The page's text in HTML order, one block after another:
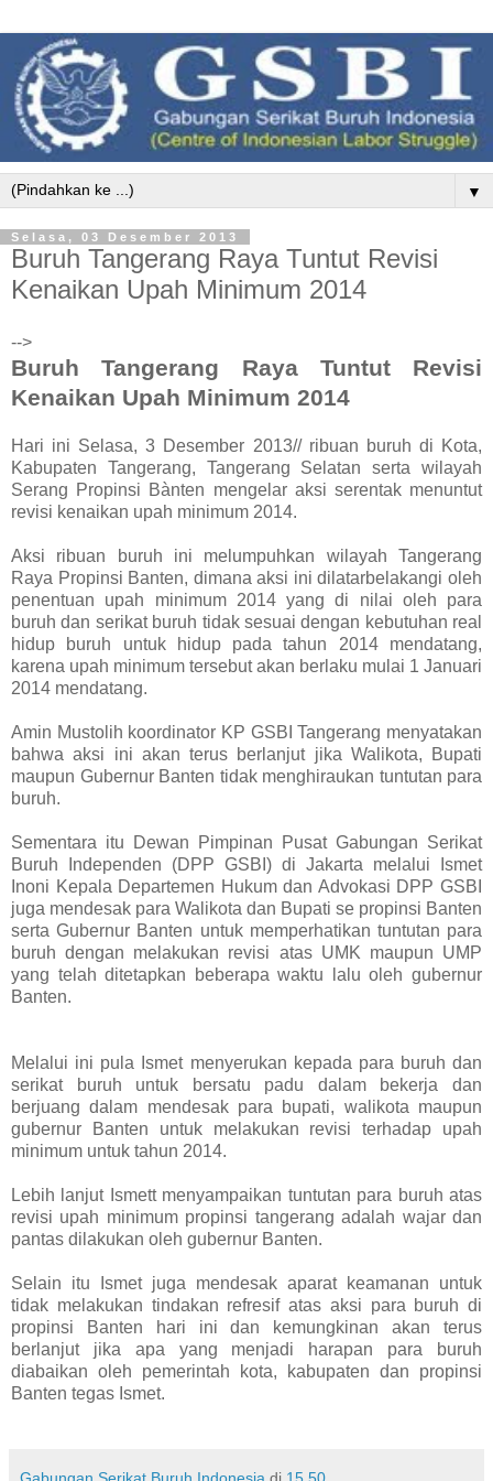
▼
Selasa, 03 Desember 2013
Buruh Tangerang Raya Tuntut Revisi
Kenaikan Upah Minimum 2014
-->
Buruh Tangerang Raya Tuntut Revisi
Kenaikan Upah Minimum 2014
Hari ini Selasa, 3 Desember 2013// ribuan buruh di Kota,
Kabupaten Tangerang, Tangerang Selatan serta wilayah
Serang Propinsi Bànten mengelar aksi serentak menuntut
revisi kenaikan upah minimum 2014.
Aksi ribuan buruh ini melumpuhkan wilayah Tangerang
Raya Propinsi Banten, dimana aksi ini dilatarbelakangi oleh
penentuan upah minimum 2014 yang di nilai oleh para
buruh dan serikat buruh tidak sesuai dengan kebutuhan real
hidup buruh untuk hidup pada tahun 2014 mendatang,
karena upah minimum tersebut akan berlaku mulai 1 Januari
2014 mendatang.
Amin Mustolih koordinator KP GSBI Tangerang menyatakan
bahwa aksi ini akan terus berlanjut jika Walikota, Bupati
maupun Gubernur Banten tidak menghiraukan tuntutan para
buruh.
Sementara itu Dewan Pimpinan Pusat Gabungan Serikat
Buruh Independen (DPP GSBI) di Jakarta melalui Ismet
Inoni Kepala Departemen Hukum dan Advokasi DPP GSBI
juga mendesak para Walikota dan Bupati se propinsi Banten
serta Gubernur Banten untuk memperhatikan tuntutan para
buruh dengan melakukan revisi atas UMK maupun UMP
yang telah ditetapkan beberapa waktu lalu oleh gubernur
Banten.
Melalui ini pula Ismet menyerukan kepada para buruh dan
serikat buruh untuk bersatu padu dalam bekerja dan
berjuang dalam mendesak para bupati, walikota maupun
gubernur Banten untuk melakukan revisi terhadap upah
minimum untuk tahun 2014.
Lebih lanjut Ismett menyampaikan tuntutan para buruh atas
revisi upah minimum propinsi tangerang adalah wajar dan
pantas dilakukan oleh gubernur Banten.
Selain itu Ismet juga mendesak aparat keamanan untuk
tidak melakukan tindakan refresif atas aksi para buruh di
propinsi Banten hari ini dan kemungkinan akan terus
berlanjut jika apa yang menjadi harapan para buruh
diabaikan oleh pemerintah kota, kabupaten dan propinsi
Banten tegas Ismet.
Gabungan Serikat Buruh Indonesia di 15.50